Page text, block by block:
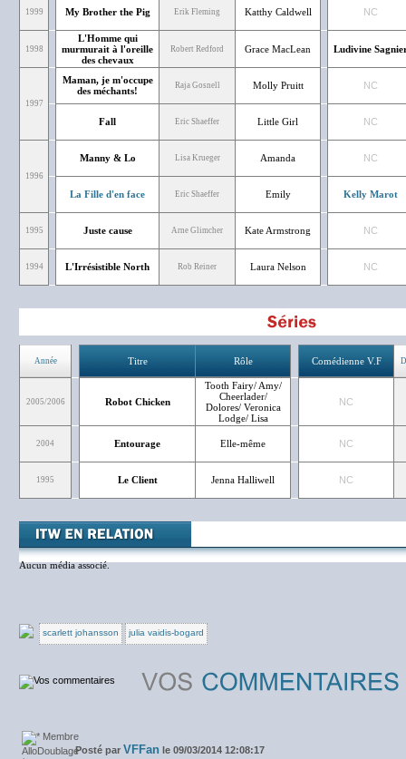
1999 My Brother the Pig Erik Fleming Katthy Caldwell NC
1998
L'Homme qui
murmurait à l'oreille
des chevaux
Robert Redford Grace MacLean Ludivine
1997
Maman, je m'occupe
des méchants!
Raja Gosnell Molly Pruitt NC
Fall Eric Shaeffer Little Girl NC
1996
Manny & Lo Lisa Krueger Amanda NC
La Fille d'en face Eric Shaeffer Emily Kelly Marot
1995 Juste cause Arne Glimcher Kate Armstrong NC
1994 L'Irrésistible North Rob Reiner Laura Nelson NC
Année Titre Rôle Comédienne V.F
2005/2006 Robot Chicken
Tooth Fairy/ Amy/
Cheerlader/
Dolores/ Veronica
Lodge/ Lisa
NC
2004 Entourage Elle-même NC
1995 Le Client Jenna Halliwell NC
Aucun média associé.
scarlett johansson julia vaidis-bogard
Posté par VFFan le 09/03/2014 12:08:17